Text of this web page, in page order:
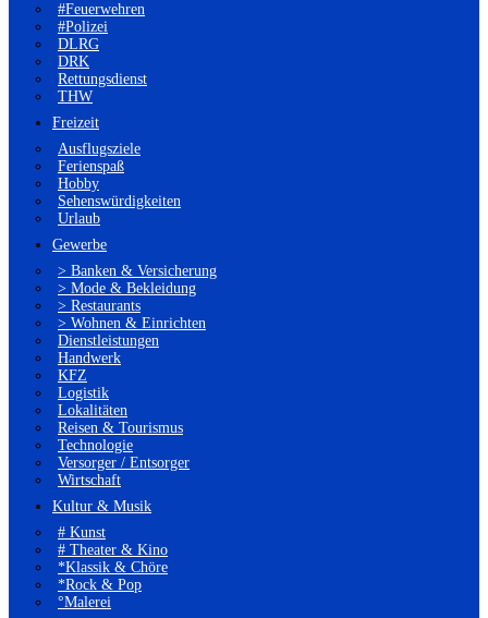
#Feuerwehren
#Polizei
DLRG
DRK
Rettungsdienst
THW
Freizeit
Ausflugsziele
Ferienspaß
Hobby
Sehenswürdigkeiten
Urlaub
Gewerbe
> Banken & Versicherung
> Mode & Bekleidung
> Restaurants
> Wohnen & Einrichten
Dienstleistungen
Handwerk
KFZ
Logistik
Lokalitäten
Reisen & Tourismus
Technologie
Versorger / Entsorger
Wirtschaft
Kultur & Musik
# Kunst
# Theater & Kino
*Klassik & Chöre
*Rock & Pop
°Malerei